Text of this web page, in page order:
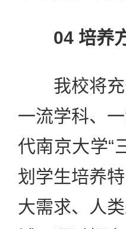
04 培养
我校将充
一流学科、
代南京大学“
划学生培养
大需求、人